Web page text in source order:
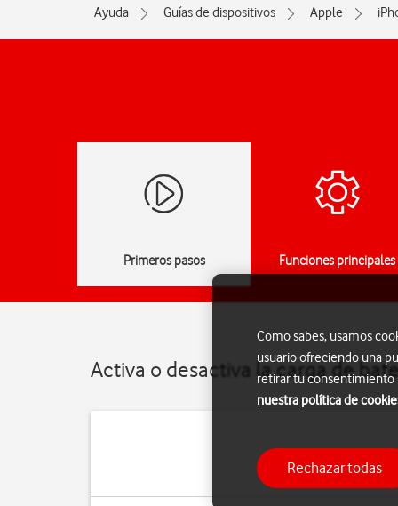
Ayuda Guías de dispositivos Apple
Primeros pasos Funciones principales
Activa o desactiva la carga de
Cuando activas la
Como sabes, usamos
usuario ofreciendo una
retirar tu consentimiento
nuestra política de
Rechazar todas